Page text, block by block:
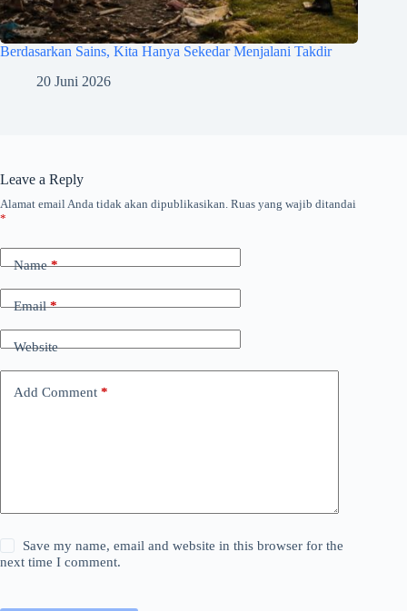
Berdasarkan Sains, Kita Hanya Sekedar Menjalani Takdir
20 Juni 2026
Leave a Reply
Alamat email Anda tidak akan dipublikasikan. Ruas yang wajib ditandai
*
Name*
Email*
Website
Add Comment *
Save my name, email and website in this browser for the
next time I comment.